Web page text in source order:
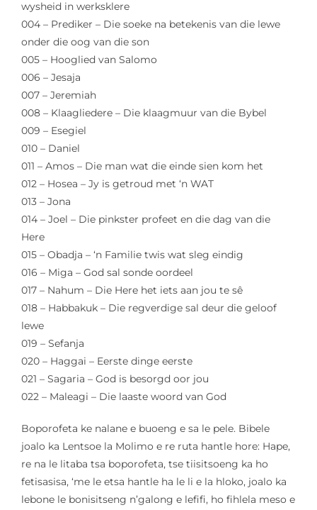
wysheid in werksklere
004 – Prediker – Die soeke na betekenis van die lewe
onder die oog van die son
005 – Hooglied van Salomo
006 – Jesaja
007 – Jeremiah
008 – Klaagliedere – Die klaagmuur van die Bybel
009 – Esegiel
010 – Daniel
011 – Amos – Die man wat die einde sien kom het
012 – Hosea – Jy is getroud met ‘n WAT
013 – Jona
014 – Joel – Die pinkster profeet en die dag van die
Here
015 – Obadja – ‘n Familie twis wat sleg eindig
016 – Miga – God sal sonde oordeel
017 – Nahum – Die Here het iets aan jou te sê
018 – Habbakuk – Die regverdige sal deur die geloof
lewe
019 – Sefanja
020 – Haggai – Eerste dinge eerste
021 – Sagaria – God is besorgd oor jou
022 – Maleagi – Die laaste woord van God
Boporofeta ke nalane e buoeng e sa le pele. Bibele
joalo ka Lentsoe la Molimo e re ruta hantle hore: Hape,
re na le litaba tsa boporofeta, tse tiisitsoeng ka ho
fetisasisa, ‘me le etsa hantle ha le li e la hloko, joalo ka
lebone le bonisitseng n’galong e lefifi, ho fihlela meso e